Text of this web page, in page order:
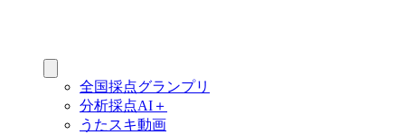
全国採点グランプリ
分析採点AI＋
うたスキ動画